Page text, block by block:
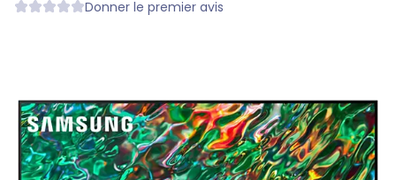
Donner le premier avis